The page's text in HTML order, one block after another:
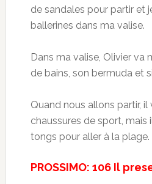
de sandales pour partir et
ballerines dans ma valise.
Dans ma valise, Olivier va
de bains, son bermuda et
Quand nous allons partir,
chaussures de sport, mais
tongs pour aller à la plage.
PROSSIMO: 106 Il